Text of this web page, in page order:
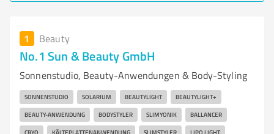
1 Beauty
No.1 Sun & Beauty GmbH
Sonnenstudio, Beauty-Anwendungen & Body-Styling
SONNENSTUDIO SOLARIUM BEAUTYLIGHT BEAUTYLIGHT+
BEAUTY-ANWENDUNG BODYSTYLER SLIMYONIK BALLANCER
CRYO KÄLTEPLATTENANWENDUNG SLIMSTYLER LIPO LIGHT